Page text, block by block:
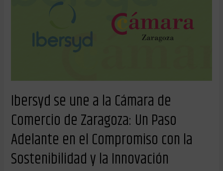
Ibersyd se une a la Cámara de
Comercio de Zaragoza: Un Paso
Adelante en el Compromiso con la
Sostenibilidad y la Innovación
Comercio
Zaragoza:
en
Compromiso
con
la
Sostenibilidad
y
la